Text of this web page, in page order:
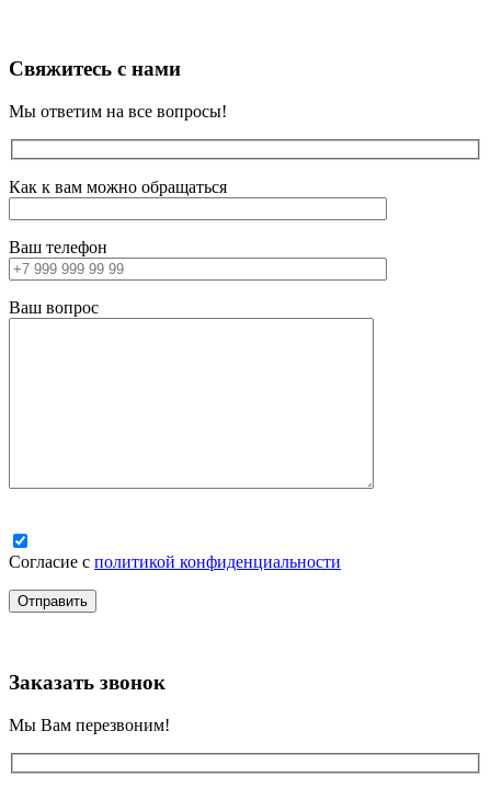
Свяжитесь с нами
Мы ответим на все вопросы!
Как к вам можно обращаться
Ваш телефон
Ваш вопрос
Согласие с политикой конфиденциальности
Заказать звонок
Мы Вам перезвоним!